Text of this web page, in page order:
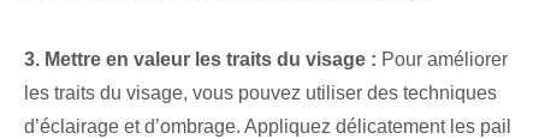
3. Mettre en valeur les traits du visage : Pour améliorer
les traits du visage, vous pouvez utiliser des techniques
d’éclairage et d’ombrage. Appliquez délicatement les pail